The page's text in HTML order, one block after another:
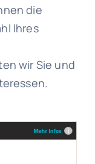
die
Ihres
wir Sie und